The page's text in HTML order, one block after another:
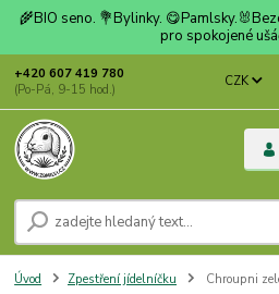
🌾BIO seno. 💐Bylinky.
pro spokojené
CZK
+420 607 419 780
(Po-Pá, 9-15 hod.)
Úvod Zpestření jídelníčku Chroupni